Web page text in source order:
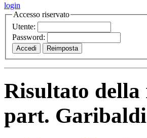
login
Accesso riservato
Utente:
Password:
Risultato
part.